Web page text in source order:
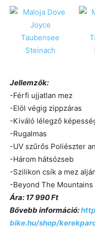
Jellemzők:
-Férfi ujjatlan mez
-Elöl végig zippzáras
-Kiváló lélegző
-Rugalmas
-UV szűrős Poliészter
-Három hátsózseb
-Szilikon csík a mez
-Beyond The
Ára: 17 990 Ft
Bővebb információ:
bike.hu/shop/